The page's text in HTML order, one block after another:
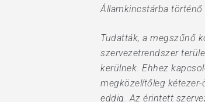
Államkincstárba
Tudatták, a megszűnő
szervezetrendszer
kerülnek. Ehhez
megközelítőleg
eddig. Az érintett